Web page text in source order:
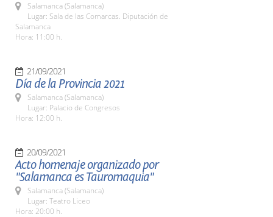
Salamanca (Salamanca)
Lugar: Sala de las Comarcas. Diputación de
Salamanca
Hora: 11:00 h.
21/09/2021
Día de la Provincia 2021
Salamanca (Salamanca)
Lugar: Palacio de Congresos
Hora: 12:00 h.
20/09/2021
Acto homenaje organizado por
"Salamanca es Tauromaquia"
Salamanca (Salamanca)
Lugar: Teatro Liceo
Hora: 20:00 h.